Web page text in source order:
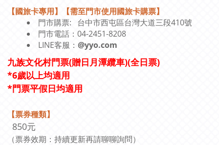
【國旅卡專用】【需至門市使用國旅卡購票】
門市購票: 台中市西屯區台灣大道三段410號
門市電話：04-2451-8208
LINE客服： @yyo.com
九族文化村門票(贈日月潭纜車)(全日票)
*6歲以上均適用
*門票平假日均適用
【票券種類】
850元
（票券效期：持續更新再請聊聊詢問）